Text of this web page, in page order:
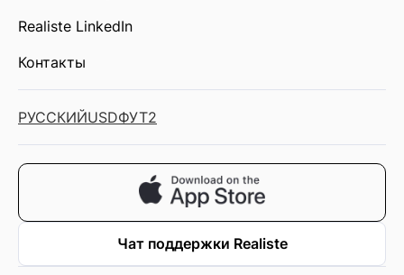
Realiste LinkedIn
Контакты
РУССКИЙUSDФУТ2
Чат поддержки Realiste